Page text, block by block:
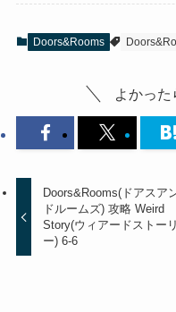
Doors&Rooms
よかった
Doors&Rooms(ドアスア
ドルームズ) 攻略 Weird
Story(ウィアードストーリ
ー) 6-6